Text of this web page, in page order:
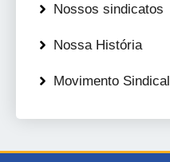
Nossos sindicatos
Nossa História
Movimento Sindical